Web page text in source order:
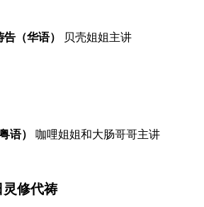
（华语） 贝壳姐姐主讲
语） 咖哩姐姐和大肠哥哥主讲
修代祷